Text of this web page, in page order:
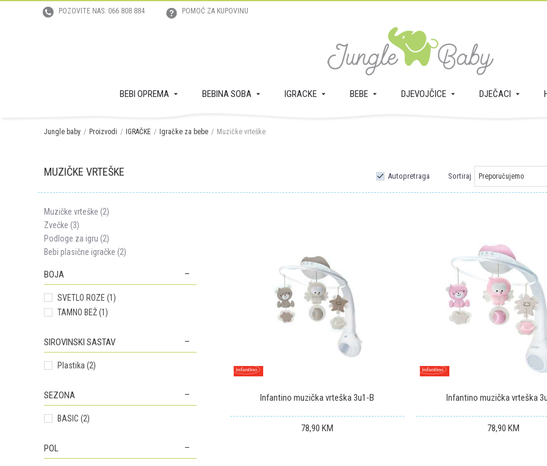
POZOVITE NAS: 066 808 884 POMOĆ ZA KUPOVINU
BEBI OPREMA BEBINA SOBA IGRACKE BEBE DJEVOJČICE DJEČACI
Jungle baby Proizvodi IGRAČKE Igračke za bebe Muzičke vrteške
MUZIČKE VRTEŠKE Autopretraga Sortiraj
Muzičke vrteške (2)
Zvečke (3)
Podloge za igru (2)
Bebi plasične igračke (2)
BOJA
SVETLO ROZE (1)
TAMNO BEŽ (1)
SIROVINSKI SASTAV
Plastika (2)
SEZONA
BASIC (2)
POL
Infantino muzička vrteška 3u1-B
78,90 KM
Infantino muzička vrteška
78,90 KM